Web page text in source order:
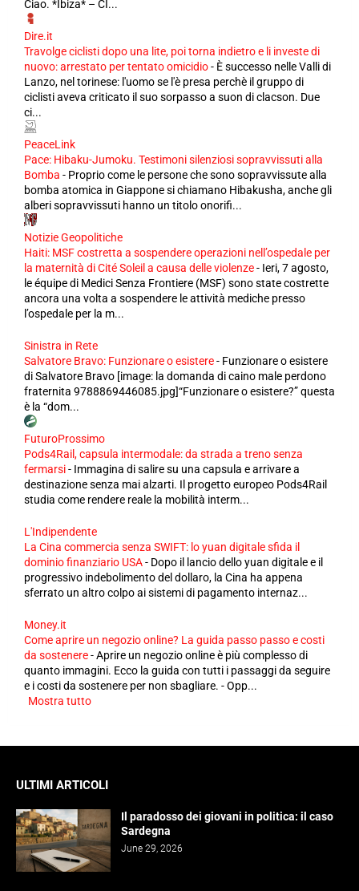
Ciao. *Ibiza* – CI...
Dire.it
Travolge ciclisti dopo una lite, poi torna indietro e li investe di
nuovo: arrestato per tentato omicidio- È successo nelle Valli di
Lanzo, nel torinese: l'uomo se l'è presa perchè il gruppo di
ciclisti aveva criticato il suo sorpasso a suon di clacson. Due
ci...
PeaceLink
Pace: Hibaku-Jumoku. Testimoni silenziosi sopravvissuti alla
Bomba - Proprio come le persone che sono sopravvissute alla
bomba atomica in Giappone si chiamano Hibakusha, anche gli
alberi sopravvissuti hanno un titolo onorifi...
Notizie Geopolitiche
Haiti: MSF costretta a sospendere operazioni nell’ospedale per
la maternità di Cité Soleil a causa delle violenze- Ieri, 7 agosto,
le équipe di Medici Senza Frontiere (MSF) sono state costrette
ancora una volta a sospendere le attività mediche presso
l’ospedale per la m...
Sinistra in Rete
Salvatore Bravo: Funzionare o esistere- Funzionare o esistere
di Salvatore Bravo [image: la domanda di caino male perdono
fraternita 9788869446085.jpg]“Funzionare o esistere?” questa
è la “dom...
FuturoProssimo
Pods4Rail, capsula intermodale: da strada a treno senza
fermarsi- Immagina di salire su una capsula e arrivare a
destinazione senza mai alzarti. Il progetto europeo Pods4Rail
studia come rendere reale la mobilità interm...
L'Indipendente
La Cina commercia senza SWIFT: lo yuan digitale sfida il
dominio finanziario USA- Dopo il lancio dello yuan digitale e il
progressivo indebolimento del dollaro, la Cina ha appena
sferrato un altro colpo ai sistemi di pagamento internaz...
Money.it
Come aprire un negozio online? La guida passo passo e costi
da sostenere-Aprire un negozio online è più complesso di
quanto immagini. Ecco la guida con tutti i passaggi da seguire
e i costi da sostenere per non sbagliare. - Opp...
Mostra tutto
ULTIMI ARTICOLI
Il paradosso dei giovani in politica: il caso
Sardegna
June 29, 2026